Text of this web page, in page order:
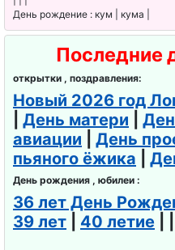
День веб-
мастера
День
следовател
я
День
настольног
о тенниса
День
День рождение : кум | кума |
Последние
открытки , поздравления:
Новый 2026 год
День матери
авиации
День
пьяного ёжика
День рождения , юбилеи :
36 лет День
39 лет
40 летие